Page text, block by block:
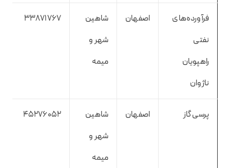
فرآورده‌های
نفتی
راهپویان
ناژوان
اصفهان
شاهین
شهر و
میمه
33871767
پرسی گاز اصفهان
شاهین
شهر و
میمه
45276052